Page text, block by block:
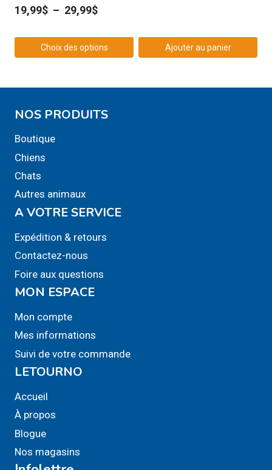
19,99$ – 29,99$Plage
prix :
19,99$
Choix des options
plusieurs
options
peuvent
être
choisies
page
du
produit
Ajouter au panier
NOS PRODUITS
Boutique
Chiens
Chats
Autres animaux
A VOTRE SERVICE
Expédition & retours
Contactez-nous
Foire aux questions
MON ESPACE
Mon compte
Mes informations
Suivi de votre commande
LETOURNO
Accueil
À propos
Blogue
Nos magasins